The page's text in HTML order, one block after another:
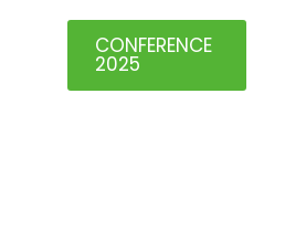
CONFERENCE
2025